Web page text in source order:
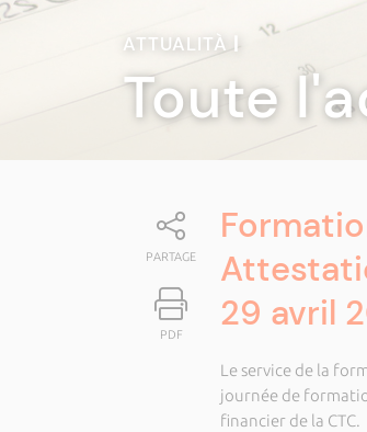
ATTUALITÀ|
Toute
PARTAGE
PDF
29 avril
Le service de la
journée de
financier de la CTC.